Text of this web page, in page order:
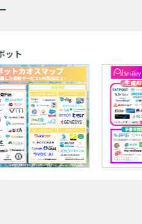
受託開発
電力を両立した小型AIゲート
A5000」